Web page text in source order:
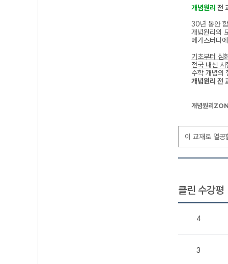
개념원리 전
30년 동안 함
개념원리의
메가스터디
기초부터 심
전국 내신 시
수학 개념의
개념원리 전
개념원리
이 교재로 열
클린 수강평
4
3